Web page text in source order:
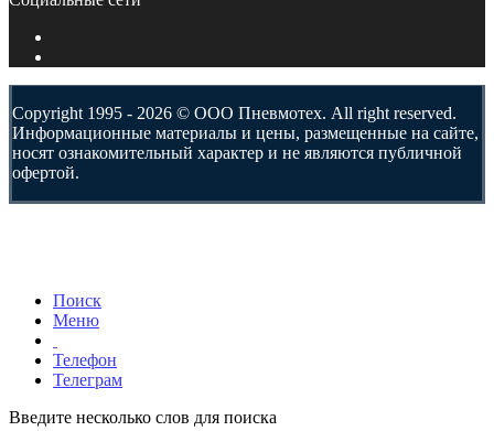
Copyright 1995 - 2026 © ООО Пневмотех. All right reserved.
Информационные материалы и цены, размещенные на сайте,
носят ознакомительный характер и не являются публичной
офертой.
Поиск
Меню
Телефон
Телеграм
Введите несколько слов для поиска